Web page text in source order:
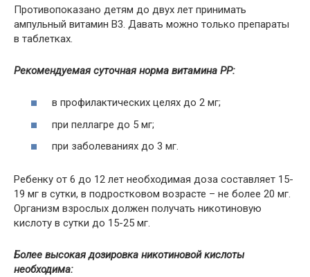
Противопоказано детям до двух лет принимать
ампульный витамин В3. Давать можно только препараты
в таблетках.
Рекомендуемая суточная норма витамина PP:
в профилактических целях до 2 мг;
при пеллагре до 5 мг;
при заболеваниях до 3 мг.
Ребенку от 6 до 12 лет необходимая доза составляет 15-
19 мг в сутки, в подростковом возрасте – не более 20 мг.
Организм взрослых должен получать никотиновую
кислоту в сутки до 15-25 мг.
Более высокая дозировка никотиновой кислоты
необходима: